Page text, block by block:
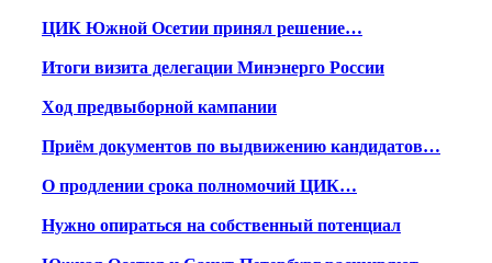
ЦИК Южной Осетии принял решение…
Итоги визита делегации Минэнерго России
Ход предвыборной кампании
Приём документов по выдвижению кандидатов…
О продлении срока полномочий ЦИК…
Нужно опираться на собственный потенциал